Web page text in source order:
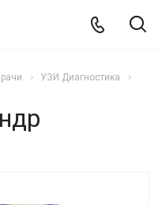
УЗИ Диагностика